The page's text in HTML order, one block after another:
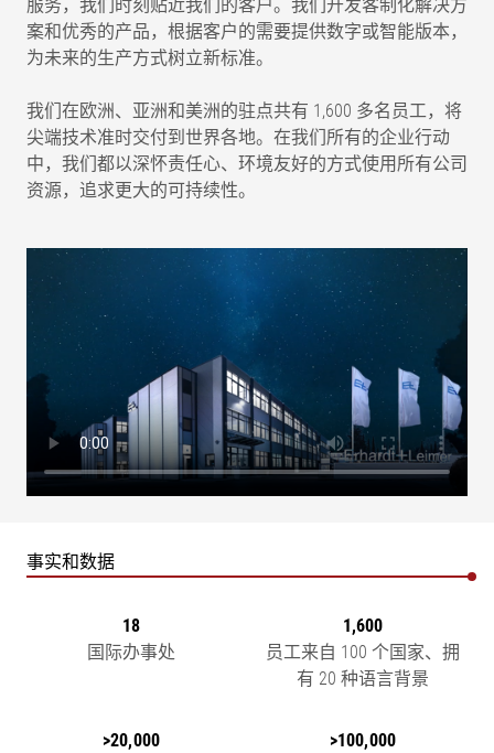
服务，我们时刻贴近我们的客户。我们开发客制化解决方
案和优秀的产品，根据客户的需要提供数字或智能版本，
为未来的生产方式树立新标准。
我们在欧洲、亚洲和美洲的驻点共有 1,600 多名员工，将
尖端技术准时交付到世界各地。在我们所有的企业行动
中，我们都以深怀责任心、环境友好的方式使用所有公司
资源，追求更大的可持续性。
事实和数据
18
国际办事处
1,600
员工来自 100 个国家、拥
有 20 种语言背景
>20,000 >100,000